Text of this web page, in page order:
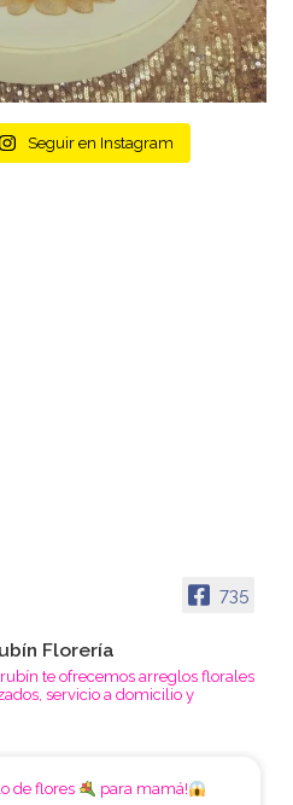
Seguir en Instagram
735
Florería
te ofrecemos arreglos florales
servicio a domicilio y
de flores
para mamá!